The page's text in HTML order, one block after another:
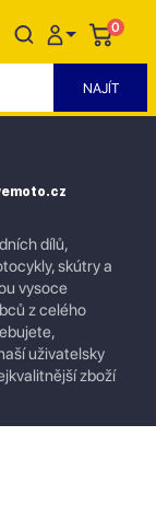
0
dílů,
skútry a
vysoce
z celého
uživatelsky
zboží